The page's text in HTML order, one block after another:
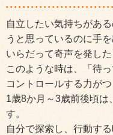
自立したい気持ちがあ
うと思っているのに手
いらだって奇声を発した
このような時は、「待
コントロールする力が
1歳8か月～3歳前後頃
す。
自分で探索し、行動す